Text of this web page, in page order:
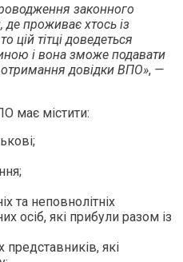
законного
де проживає хтось із
цій тітці доведеться
і вона зможе подавати
отримання довідки ВПО», —
має містити:
та неповнолітніх
осіб, які прибули разом із
представників, які